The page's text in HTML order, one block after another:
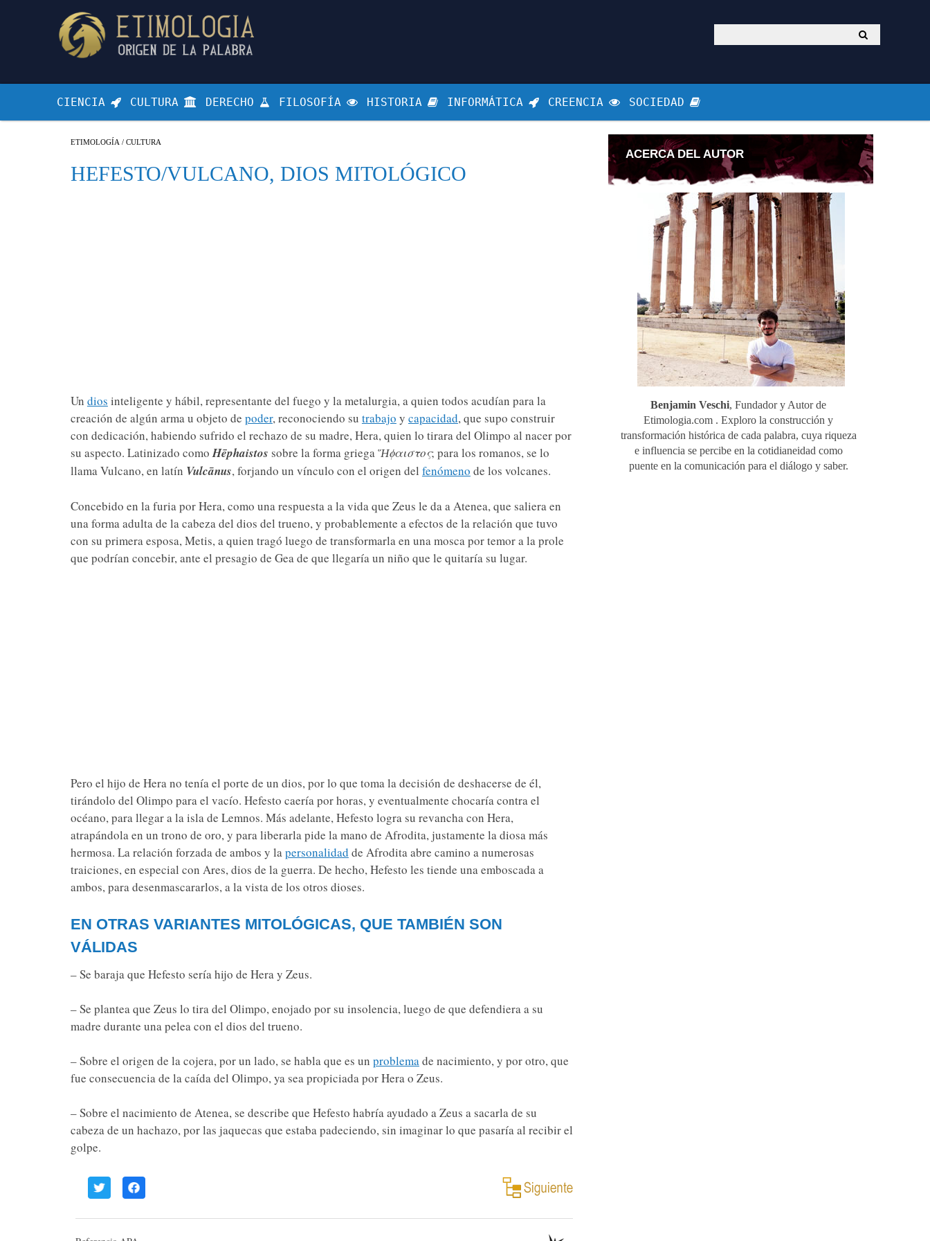
CIENCIA CULTURA DERECHO FILOSOFÍA HISTORIA INFORMÁTICA CREENCIA SOCIEDAD
ETIMOLOGÍA / CULTURA
HEFESTO/VULCANO, DIOS MITOLÓGICO
Un dios inteligente y hábil, representante del fuego y la metalurgia, a quien todos acudían para la
creación de algún arma u objeto de poder, reconociendo su trabajo y capacidad, que supo construir
con dedicación, habiendo sufrido el rechazo de su madre, Hera, quien lo tirara del Olimpo al nacer por
su aspecto. Latinizado comoHēphaistos sobre la forma griegaἭϕαιστος; para los romanos, se lo
llama Vulcano, en latín Vulcānus, forjando un vínculo con el origen del fenómeno de los volcanes.
Concebido en la furia por Hera, como una respuesta a la vida que Zeus le da a Atenea, que saliera en
una forma adulta de la cabeza del dios del trueno, y probablemente a efectos de la relación que tuvo
con su primera esposa, Metis, a quien tragó luego de transformarla en una mosca por temor a la prole
que podrían concebir, ante el presagio de Gea de que llegaría un niño que le quitaría su lugar.
Pero el hijo de Hera no tenía el porte de un dios, por lo que toma la decisión de deshacerse de él,
tirándolo del Olimpo para el vacío. Hefesto caería por horas, y eventualmente chocaría contra el
océano, para llegar a la isla de Lemnos. Más adelante, Hefesto logra su revancha con Hera,
atrapándola en un trono de oro, y para liberarla pide la mano de Afrodita, justamente la diosa más
hermosa. La relación forzada de ambos y lapersonalidad de Afrodita abre camino a numerosas
traiciones, en especial con Ares, dios de la guerra. De hecho, Hefesto les tiende una emboscada a
ambos, para desenmascararlos, a la vista de los otros dioses.
EN OTRAS VARIANTES MITOLÓGICAS, QUE TAMBIÉN SON
VÁLIDAS
– Se baraja que Hefesto sería hijo de Hera y Zeus.
– Se plantea que Zeus lo tira del Olimpo, enojado por su insolencia, luego de que defendiera a su
madre durante una pelea con el dios del trueno.
– Sobre el origen de la cojera, por un lado, se habla que es un problemade nacimiento, y por otro, que
fue consecuencia de la caída del Olimpo, ya sea propiciada por Hera o Zeus.
– Sobre el nacimiento de Atenea, se describe que Hefesto habría ayudado a Zeus a sacarla de su
cabeza de un hachazo, por las jaquecas que estaba padeciendo, sin imaginar lo que pasaría al recibir el
golpe.
ACERCA DEL AUTOR
Benjamin Veschi, Fundador y Autor de
Etimologia.com . Exploro la construcción y
transformación histórica de cada palabra, cuya riqueza
e influencia se percibe en la cotidianeidad como
puente en la comunicación para el diálogo y saber.